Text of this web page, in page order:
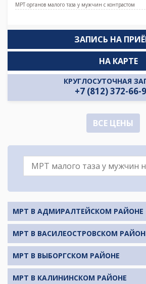
МРТ органов малого таза у мужчин с контрастом
ЗАПИСЬ НА
КРУГЛОСУТОЧНАЯ
+7 (812) 372-66-
НА КАРТЕ
ВСЕ ЦЕНЫ
МРТ В АДМИРАЛТЕЙСКОМ РАЙОНЕ
МРТ В ВАСИЛЕОСТРОВСКОМ
МРТ В ВЫБОРГСКОМ РАЙОНЕ
МРТ В КАЛИНИНСКОМ РАЙОНЕ